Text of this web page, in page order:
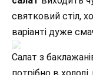
святковий стіл,
варіанті дуже
Салат з